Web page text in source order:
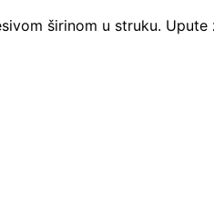
širinom u struku.